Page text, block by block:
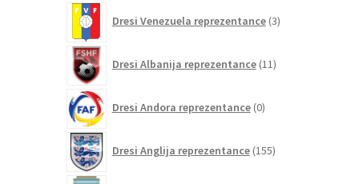
Dresi Venezuela reprezentance 3izdelki
Dresi Albanija reprezentance 11izdelkov
Dresi Andora reprezentance 0izdelkov
Dresi Anglija reprezentance 155izdelkov